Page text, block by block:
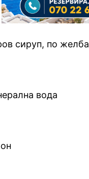
сируп, по желба
вода